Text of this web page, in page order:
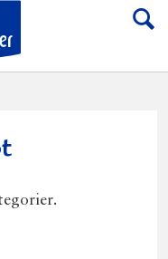
Till Norrmejerier